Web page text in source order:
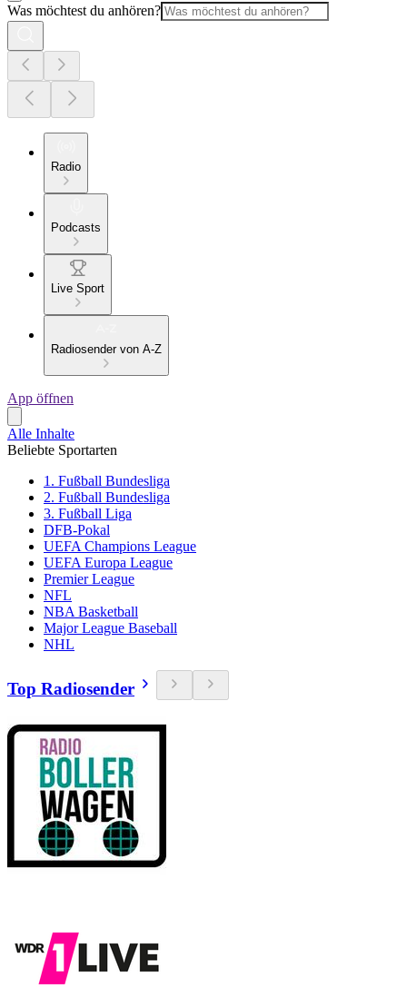
Was möchtest du anhören?
Radio
Podcasts
Live Sport
Radiosender von A-Z
App öffnen
Alle Inhalte
Beliebte Sportarten
1. Fußball Bundesliga
2. Fußball Bundesliga
3. Fußball Liga
DFB-Pokal
UEFA Champions League
UEFA Europa League
Premier League
NFL
NBA Basketball
Major League Baseball
NHL
Top Radiosender